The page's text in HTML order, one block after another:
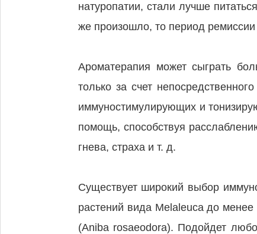
натуропатии, стали лучше
же произошло, то период
Ароматерапия может сыграть
только за счет
иммуностимулирующих и
помощь, способствуя
гнева, страха и т. д.
Существует широкий выбор
растений вида Melaleuca до
(Aniba rosaeodora). Подойдет